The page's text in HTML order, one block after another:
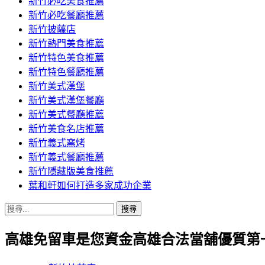
新竹必吃餐廳推薦
新竹披薩店
新竹熱門美食推薦
新竹特色美食推薦
新竹特色餐廳推薦
新竹美式漢堡
新竹美式漢堡餐廳
新竹美式餐廳推薦
新竹美食名店推薦
新竹義式窯烤
新竹義式餐廳推薦
新竹隱藏版美食推薦
葉和軒如何打造多家成功企業
搜
關
高雄免留車是您資金高雄合法當舖優質第